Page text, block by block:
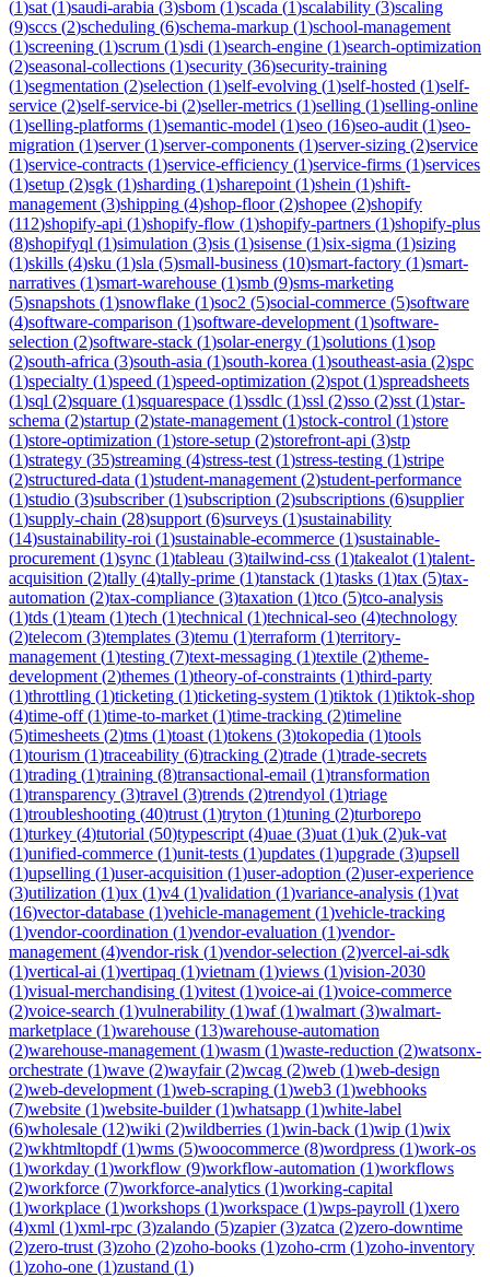
(1)sat (1)saudi-arabia (3)sbom (1)scada (1)scalability (3)scaling
(9)sccs (2)scheduling (6)schema-markup (1)school-management
(1)screening (1)scrum (1)sdi (1)search-engine (1)search-optimization
(2)seasonal-collections (1)security (36)security-training
(1)segmentation (2)selection (1)self-evolving (1)self-hosted (1)self-
service (2)self-service-bi (2)seller-metrics (1)selling (1)selling-online
(1)selling-platforms (1)semantic-model (1)seo (16)seo-audit (1)seo-
migration (1)server(1)server-components (1)server-sizing (2)service
(1)service-contracts (1)service-efficiency (1)service-firms (1)services
(1)setup (2)sgk (1)sharding (1)sharepoint (1)shein (1)shift-
management (3)shipping (4)shop-floor(2)shopee (2)shopify
(112)shopify-api (1)shopify-flow (1)shopify-partners (1)shopify-plus
(8)shopifyql (1)simulation (3)sis (1)sisense (1)six-sigma (1)sizing
(1)skills (4)sku (1)sla (5)small-business (10)smart-factory (1)smart-
narratives (1)smart-warehouse (1)smb (9)sms-marketing
(5)snapshots (1)snowflake (1)soc2 (5)social-commerce (5)software
(4)software-comparison (1)software-development (1)software-
selection (2)software-stack (1)solar-energy (1)solutions (1)sop
(2)south-africa (3)south-asia (1)south-korea (1)southeast-asia (2)spc
(1)specialty (1)speed (1)speed-optimization (2)spot (1)spreadsheets
(1)sql (2)square (1)squarespace (1)ssdlc (1)ssl (2)sso (2)sst (1)star-
schema (2)startup (2)state-management (1)stock-control (1)store
(1)store-optimization (1)store-setup (2)storefront-api (3)stp
(1)strategy (35)streaming (4)stress-test (1)stress-testing (1)stripe
(2)structured-data (1)student-management (2)student-performance
(1)studio (3)subscriber(1)subscription (2)subscriptions (6)supplier
(1)supply-chain (28)support (6)surveys (1)sustainability
(14)sustainability-roi (1)sustainable-ecommerce (1)sustainable-
procurement (1)sync (1)tableau (3)tailwind-css (1)takealot (1)talent-
acquisition (2)tally (4)tally-prime (1)tanstack (1)tasks (1)tax (5)tax-
automation (2)tax-compliance (3)taxation (1)tco (5)tco-analysis
(1)tds (1)team (1)tech (1)technical (1)technical-seo (4)technology
(2)telecom (3)templates (3)temu (1)terraform (1)territory-
management (1)testing (7)text-messaging (1)textile (2)theme-
development (2)themes (1)theory-of-constraints (1)third-party
(1)throttling (1)ticketing (1)ticketing-system (1)tiktok (1)tiktok-shop
(4)time-off(1)time-to-market (1)time-tracking (2)timeline
(5)timesheets (2)tms (1)toast (1)tokens (3)tokopedia (1)tools
(1)tourism (1)traceability (6)tracking (2)trade (1)trade-secrets
(1)trading (1)training (8)transactional-email (1)transformation
(1)transparency (3)travel (3)trends (2)trendyol (1)triage
(1)troubleshooting (40)trust (1)tryton (1)tuning (2)turborepo
(1)turkey (4)tutorial (50)typescript (4)uae (3)uat (1)uk (2)uk-vat
(1)unified-commerce (1)unit-tests (1)updates (1)upgrade (3)upsell
(1)upselling (1)user-acquisition (1)user-adoption (2)user-experience
(3)utilization (1)ux (1)v4 (1)validation (1)variance-analysis (1)vat
(16)vector-database (1)vehicle-management (1)vehicle-tracking
(1)vendor-coordination (1)vendor-evaluation (1)vendor-
management (4)vendor-risk (1)vendor-selection (2)vercel-ai-sdk
(1)vertical-ai (1)vertipaq (1)vietnam (1)views (1)vision-2030
(1)visual-merchandising (1)vitest (1)voice-ai (1)voice-commerce
(2)voice-search (1)vulnerability (1)waf(1)walmart (3)walmart-
marketplace (1)warehouse (13)warehouse-automation
(2)warehouse-management (1)wasm (1)waste-reduction (2)watsonx-
orchestrate (1)wave (2)wayfair(2)wcag (2)web (1)web-design
(2)web-development (1)web-scraping (1)web3 (1)webhooks
(7)website (1)website-builder(1)whatsapp (1)white-label
(6)wholesale (12)wiki (2)wildberries (1)win-back (1)wip (1)wix
(2)wkhtmltopdf(1)wms (5)woocommerce (8)wordpress (1)work-os
(1)workday (1)workflow (9)workflow-automation (1)workflows
(2)workforce (7)workforce-analytics (1)working-capital
(1)workplace (1)workshops (1)workspace (1)wps-payroll (1)xero
(4)xml (1)xml-rpc (3)zalando (5)zapier(3)zatca (2)zero-downtime
(2)zero-trust (3)zoho (2)zoho-books (1)zoho-crm (1)zoho-inventory
(1)zoho-one (1)zustand (1)